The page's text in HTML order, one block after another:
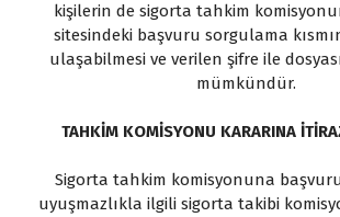
kişilerin de sigorta tahkim
sitesindeki başvuru sorgulama
ulaşabilmesi ve verilen şifre ile
mümkündür.
TAHKİM KOMİSYONU KARARINA
Sigorta tahkim komisyonuna
uyuşmazlıkla ilgili sigorta takibi